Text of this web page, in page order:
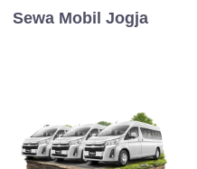
Sewa Mobil Jogja